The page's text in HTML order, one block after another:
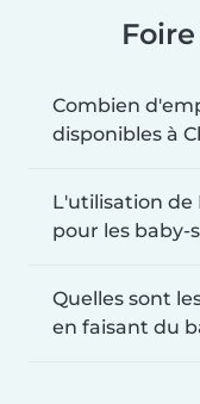
Combien
disponibles à
L'utilisation de
pour les baby-
Quelles sont
en faisant du